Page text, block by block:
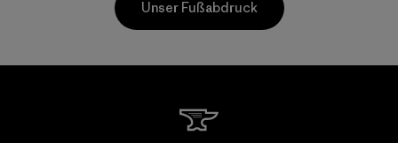
Unser Fußabdruck